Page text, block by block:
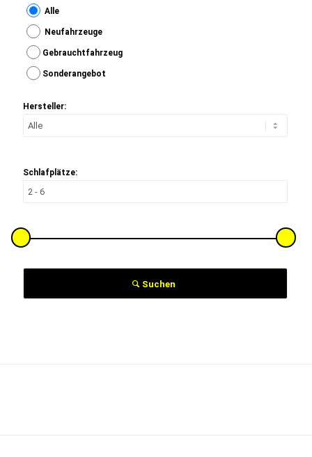
Alle
Neufahrzeuge
Gebrauchtfahrzeug
Sonderangebot
Hersteller:
Schlafplätze:
Suchen